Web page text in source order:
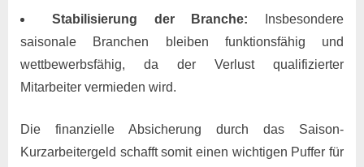
Stabilisierung der Branche: Insbesondere
saisonale Branchen bleiben funktionsfähig und
wettbewerbsfähig, da der Verlust qualifizierter
Mitarbeiter vermieden wird.
Die finanzielle Absicherung durch das Saison-
Kurzarbeitergeld schafft somit einen wichtigen Puffer für